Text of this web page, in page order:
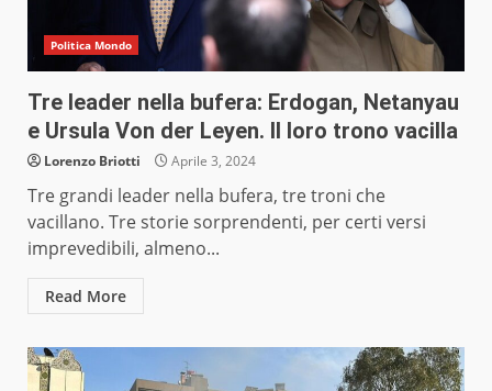
Politica Mondo
Tre leader nella bufera: Erdogan, Netanyau
e Ursula Von der Leyen. Il loro trono vacilla
Lorenzo Briotti Aprile 3, 2024
Tre grandi leader nella bufera, tre troni che
vacillano. Tre storie sorprendenti, per certi versi
imprevedibili, almeno...
Read More